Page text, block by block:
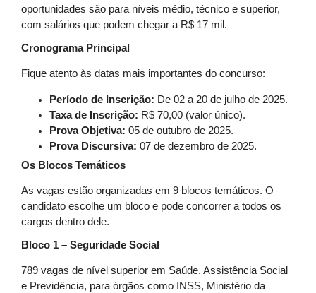
oportunidades são para níveis médio, técnico e superior,
com salários que podem chegar a R$ 17 mil.
Cronograma Principal
Fique atento às datas mais importantes do concurso:
Período de Inscrição: De 02 a 20 de julho de 2025.
Taxa de Inscrição: R$ 70,00 (valor único).
Prova Objetiva: 05 de outubro de 2025.
Prova Discursiva: 07 de dezembro de 2025.
Os Blocos Temáticos
As vagas estão organizadas em 9 blocos temáticos. O
candidato escolhe um bloco e pode concorrer a todos os
cargos dentro dele.
Bloco 1 – Seguridade Social
789 vagas de nível superior em Saúde, Assistência Social
e Previdência, para órgãos como INSS, Ministério da